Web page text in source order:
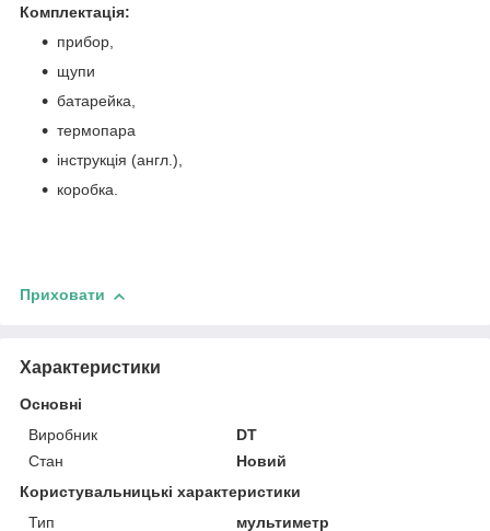
Комплектація:
прибор,
щупи
батарейка,
термопара
інструкція (англ.),
коробка.
Приховати
Характеристики
Основні
Виробник
DT
Стан
Новий
Користувальницькі характеристики
Тип
мультиметр